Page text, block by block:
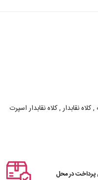
نقابدار , کلاه نقابدار اسپرت
پرداخت در محل